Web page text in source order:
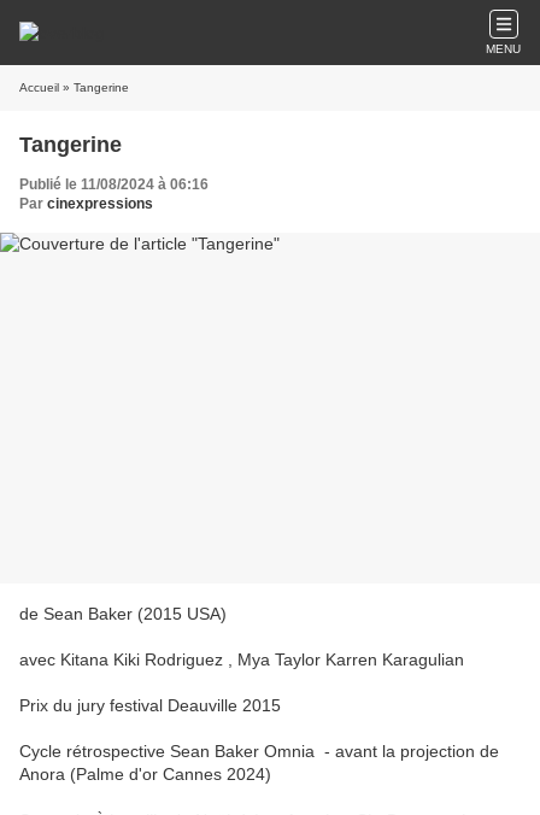
MENU
Accueil » Tangerine
Tangerine
Publié le 11/08/2024 à 06:16
Par cinexpressions
de Sean Baker (2015 USA)
avec Kitana Kiki Rodriguez , Mya Taylor Karren Karagulian
Prix du jury festival Deauville 2015
Cycle rétrospective Sean Baker Omnia - avant la projection de
Anora (Palme d'or Cannes 2024)